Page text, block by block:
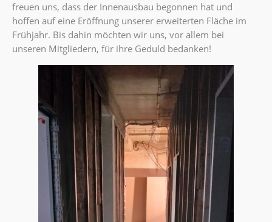
freuen uns, dass der Innenausbau begonnen hat und
hoffen auf eine Eröffnung unserer erweiterten Fläche im
Frühjahr. Bis dahin möchten wir uns, vor allem bei
unseren Mitgliedern, für ihre Geduld bedanken!